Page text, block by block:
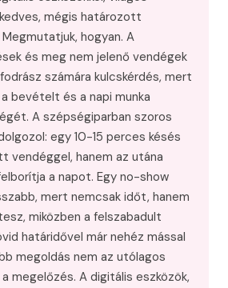
mégis határozott
hogyan. A
és meg nem jelenő vendégek
számára kulcskérdés, mert
bevételt és a napi munka
A szépségiparban szoros
egy 10-15 perces késés
vendéggel, hanem az utána
a napot. Egy no-show
mert nemcsak időt, hanem
miközben a felszabadult
határidővel már nehéz mással
megoldás nem az utólagos
megelőzés. A digitális eszközök,